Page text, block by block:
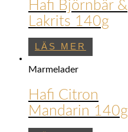
Hafi Björnbär &
Lakrits 140g
LÄS MER
Marmelader
Hafi Citron
Mandarin 140g